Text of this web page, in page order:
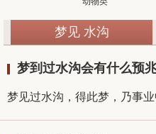
梦见 水沟
梦到过水沟会有什么预
梦见过水沟，得此梦，乃事